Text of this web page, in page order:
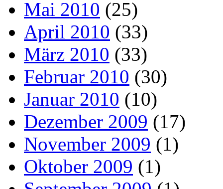
Mai 2010 (25)
April 2010 (33)
März 2010 (33)
Februar 2010 (30)
Januar 2010 (10)
Dezember 2009 (17)
November 2009 (1)
Oktober 2009 (1)